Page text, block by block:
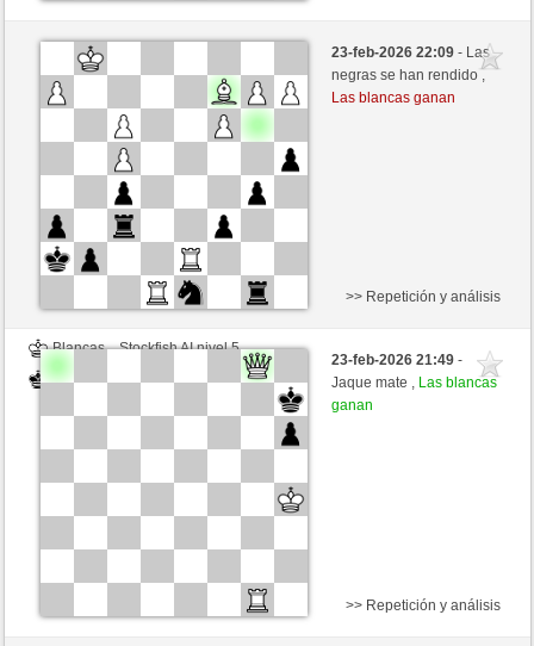
Blancas
Marcos64 (1464) (-14)
Negras
Tiempo: 3 minutes/side + 1 seconds/move
Esta partida es por puntos
23-feb-2026 22:09- Las
negras se han rendido ,
Las blancas ganan
Blancas
Stockfish AI nivel 5
Negras
>> Repetición y análisis
23-feb-2026 21:49-
Jaque mate , Las blancas
ganan
>> Repetición y análisis